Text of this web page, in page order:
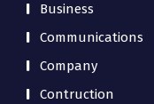
Business
Communications
Company
Contruction